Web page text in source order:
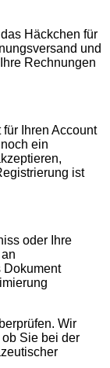
Häckchen für
und
Rechnungen
Ihren Account
ein
ist
oder Ihre
Dokument
Wir
Sie bei der